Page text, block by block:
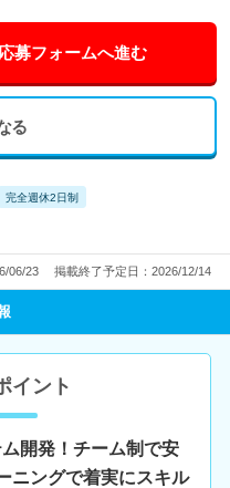
募フォームへ進む
る
完全週休2日制
06/23 掲載終了予定日：2026/12/14
イント
開発！チーム制で安
ニングで着実にスキル